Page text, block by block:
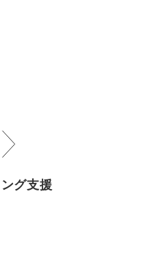
グ支援